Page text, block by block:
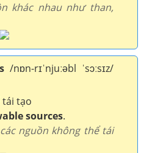
khác nhau như than,
/nɒn-rɪˈnjuːəbl ˈsɔːsɪz/
tạo
sources.
nguồn không thể tái